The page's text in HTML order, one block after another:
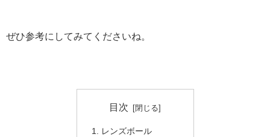
ぜひ参考にしてみてくださいね。
目次
レンズボール